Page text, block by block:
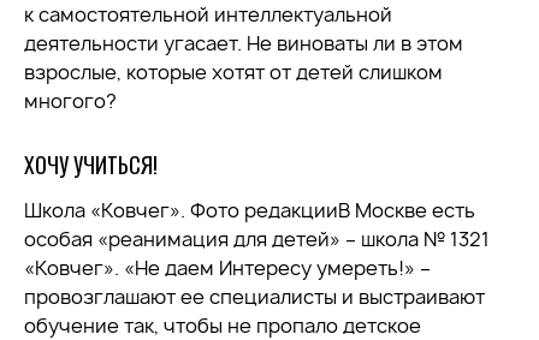
к самостоятельной интеллектуальной
деятельности угасает. Не виноваты ли в этом
взрослые, которые хотят от детей слишком
многого?
ХОЧУ УЧИТЬСЯ!
Школа «Ковчег». Фото редакцииВ Москве есть
особая «реанимация для детей» – школа № 1321
«Ковчег». «Не даем Интересу умереть!» –
провозглашают ее специалисты и выстраивают
обучение так, чтобы не пропало детское